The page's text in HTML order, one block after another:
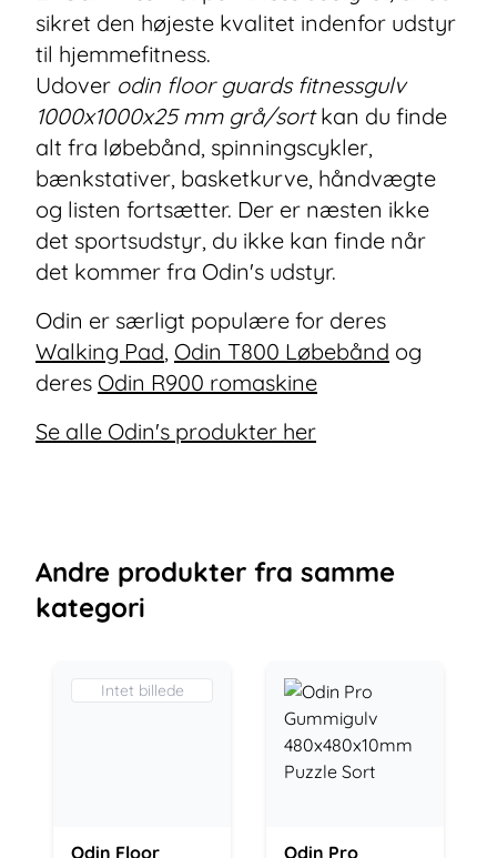
sikret den højeste kvalitet indenfor udstyr
til hjemmefitness.
Udover odin floor guards fitnessgulv
1000x1000x25 mm grå/sortkan du finde
alt fra løbebånd, spinningscykler,
bænkstativer, basketkurve, håndvægte
og listen fortsætter. Der er næsten ikke
det sportsudstyr, du ikke kan finde når
det kommer fra Odin's udstyr.
Odin er særligt populære for deres
Walking Pad, Odin T800 Løbebånd og
deres Odin R900 romaskine
Se alle Odin's produkter her
Andre produkter fra samme
kategori
Intet billede
Odin Floor Odin Pro